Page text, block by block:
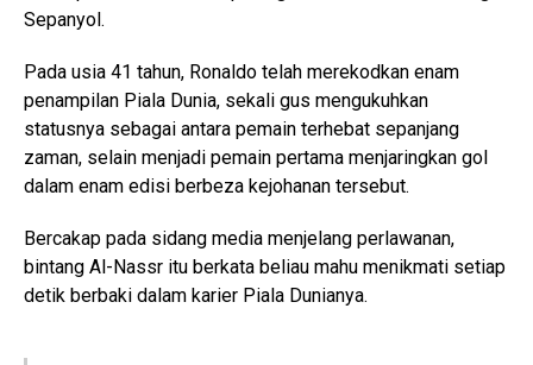
Sepanyol.
Pada usia 41 tahun, Ronaldo telah merekodkan enam
penampilan Piala Dunia, sekali gus mengukuhkan
statusnya sebagai antara pemain terhebat sepanjang
zaman, selain menjadi pemain pertama menjaringkan gol
dalam enam edisi berbeza kejohanan tersebut.
Bercakap pada sidang media menjelang perlawanan,
bintang Al-Nassr itu berkata beliau mahu menikmati setiap
detik berbaki dalam karier Piala Dunianya.